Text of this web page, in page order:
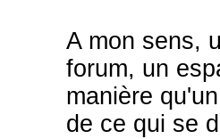
A mon sens,
forum, un
manière
de ce qui se